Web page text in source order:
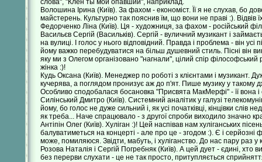
слова", "Клён ты мой опавший", наприклад.
Волошина Ірина (Київ). За фахом - економіст. Її я не слухав, бо
майстерень. Культурно так пояснив їм, що вони не праві :). Відвів
Федорченко Ліна (Київ). Ця - художниця, за фахом - російський
Васильєв Сергій (Васильків). Сергій - вуличний музикант і
на вулиці. І голос у нього відповідний. Правда і проблема - він усі
йому важко перебудуватися на більш душевний стиль. Пісні він
яку ми з Олегом організовано "нагнали", цілий спір
жінка :)!
Кудь Оксана (Київ). Менеджер по роботі з клієнтами і музикант.
кучерява, а поглядом пронизує аж до п'ят. Пише музику у такому
Особливо сподобалася босановка "Присвята МакМерфі" - її вона і
Силінський Дмитро (Київ). Системний аналітик у галузі
йому, бо голос не дуже сильний і, як усі початківці, кінцівки слів
як треба... Наче спрацювало - з другої спроби виходило значно
Антіпін Олег (Київ). Хуліган :)! Цей наспівав нам хуліганських
балуватиметься на концерті - але про це - згодом :). Є і серйозні
може, помиляюся. Звідти, мабуть, і хуліганство. До нас пару раз у
Розова Наталія і Сергій Погребняк (Київ). А цей дует - єдині, хто
без перерви слухати - це не так просто, притупляється